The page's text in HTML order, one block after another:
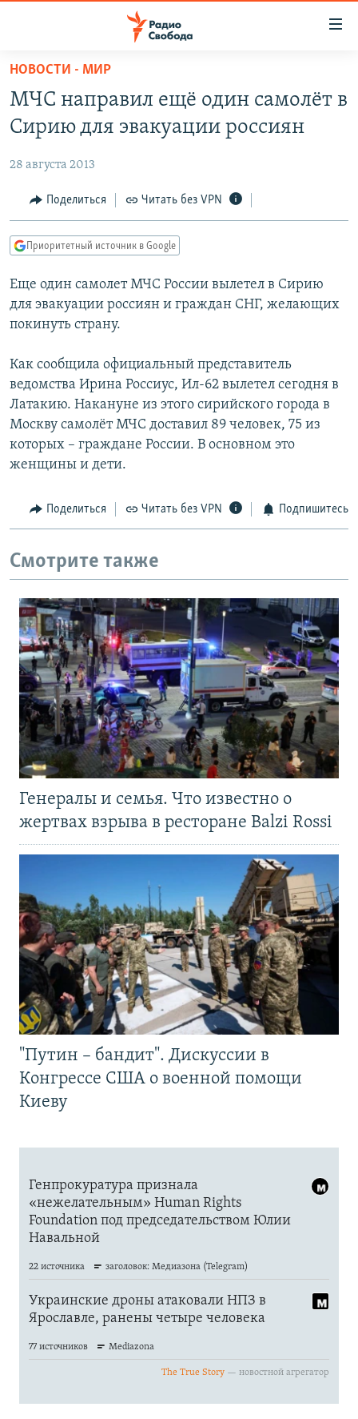
упрощенного
доступа
Вернуться
основному
Вернутся
главной
навигации
Вернутся
поиску
АВТОРСКИЕ ПРОЕКТЫ
ЦИТАТЫ СВОБОДЫ
МНЕНИЯ
IDEL.РЕАЛИИ
КАВКАЗ.РЕАЛИИ
СЕВЕР.РЕАЛИИ
РАСПИСАНИЕ ВЕЩАНИЯ
ПОДПИШИТЕСЬ НА РАССЫЛКУ
СОЦИАЛЬНЫЕ СЕТИ
Все сайты РСЕ/РС
НОВОСТИ - МИР
МЧС направил ещё один самолёт в
Сирию для эвакуации россиян
28 августа 2013
Поделиться Читать без VPN
Приоритетный источник в Google
Еще один самолет МЧС России вылетел в Сирию
для эвакуации россиян и граждан СНГ, желающих
покинуть страну.
Как сообщила официальный представитель
ведомства Ирина Россиус, Ил-62 вылетел сегодня в
Латакию. Накануне из этого сирийского города в
Москву самолёт МЧС доставил 89 человек, 75 из
которых – граждане России. В основном это
женщины и дети.
Поделиться Читать без VPN Подпишитесь
Смотрите также
Генералы и семья. Что известно о
жертвах взрыва в ресторане Balzi Rossi
"Путин – бандит". Дискуссии в
Конгрессе США о военной помощи
Киеву